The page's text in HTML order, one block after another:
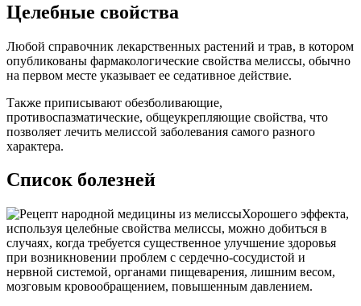
Целебные свойства
Любой справочник лекарственных растений и трав, в котором
опубликованы фармакологические свойства мелиссы, обычно
на первом месте указывает ее седативное действие.
Также приписывают обезболивающие,
противоспазматические, общеукрепляющие свойства, что
позволяет лечить мелиссой заболевания самого разного
характера.
Список болезней
Хорошего эффекта,
используя целебные свойства мелиссы, можно добиться в
случаях, когда требуется существенное улучшение здоровья
при возникновении проблем с сердечно-сосудистой и
нервной системой, органами пищеварения, лишним весом,
мозговым кровообращением, повышенным давлением.